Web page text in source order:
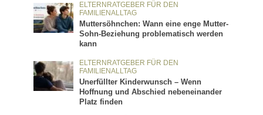
ELTERNRATGEBER FÜR DEN
FAMILIENALLTAG
Muttersöhnchen: Wann eine enge Mutter-
Sohn-Beziehung problematisch werden
kann
ELTERNRATGEBER FÜR DEN
FAMILIENALLTAG
Unerfüllter Kinderwunsch – Wenn
Hoffnung und Abschied nebeneinander
Platz finden